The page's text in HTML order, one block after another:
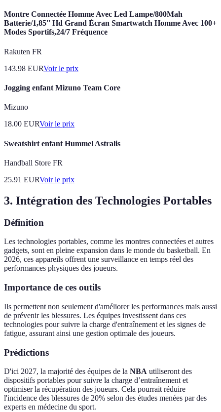
Montre Connectée Homme Avec Led Lampe/800Mah
Batterie/1,85'' Hd Grand Écran Smartwatch Homme Avec 100+
Modes Sportifs,24/7 Fréquence
Rakuten FR
143.98 EURVoir le prix
Jogging enfant Mizuno Team Core
Mizuno
18.00 EURVoir le prix
Sweatshirt enfant Hummel Astralis
Handball Store FR
25.91 EURVoir le prix
3. Intégration des Technologies Portables
Définition
Les technologies portables, comme les montres connectées et autres
gadgets, sont en pleine expansion dans le monde du basketball. En
2026, ces appareils offrent une surveillance en temps réel des
performances physiques des joueurs.
Importance de ces outils
Ils permettent non seulement d'améliorer les performances mais aussi
de prévenir les blessures. Les équipes investissent dans ces
technologies pour suivre la charge d'entraînement et les signes de
fatigue, assurant ainsi une gestion optimale des joueurs.
Prédictions
D'ici 2027, la majorité des équipes de la NBA utiliseront des
dispositifs portables pour suivre la charge d’entraînement et
optimiser la récupération des joueurs. Cela pourrait réduire
l'incidence des blessures de 20% selon des études menées par des
experts en médecine du sport.